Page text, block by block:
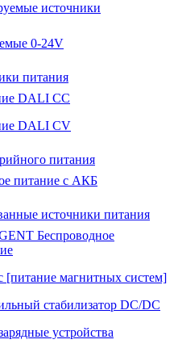
источники
0-24V
питания
DALI CC
DALI CV
питания
питание с АКБ
источники питания
Беспроводное
[питание магнитных систем]
стабилизатор DC/DC
устройства